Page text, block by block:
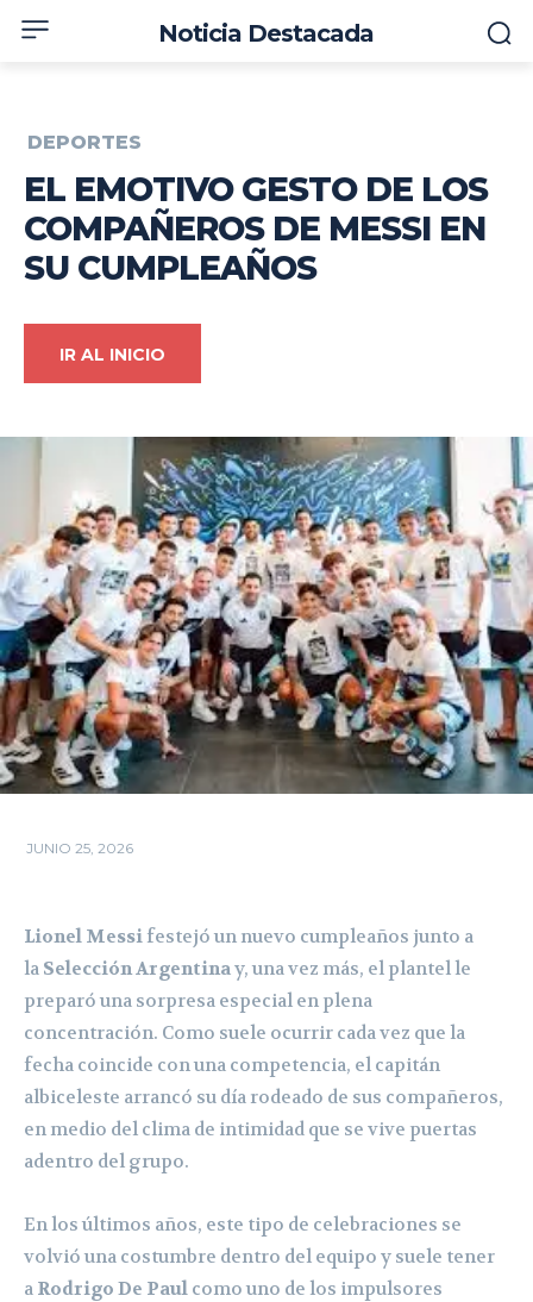
Noticia Destacada
DEPORTES
EL EMOTIVO GESTO DE LOS
COMPAÑEROS DE MESSI EN
SU CUMPLEAÑOS
IR AL INICIO
JUNIO 25, 2026
Lionel Messi festejó un nuevo cumpleaños junto a
la Selección Argentinay, una vez más, el plantel le
preparó una sorpresa especial en plena
concentración. Como suele ocurrir cada vez que la
fecha coincide con una competencia, el capitán
albiceleste arrancó su día rodeado de sus compañeros,
en medio del clima de intimidad que se vive puertas
adentro del grupo.
En los últimos años, este tipo de celebraciones se
volvió una costumbre dentro del equipo y suele tener
a Rodrigo De Paul como uno de los impulsores